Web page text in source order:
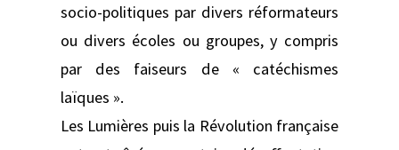
socio-politiques par divers réformateurs
ou divers écoles ou groupes, y compris
par des faiseurs de « catéchismes
laïques ».
Les Lumières puis la Révolution française